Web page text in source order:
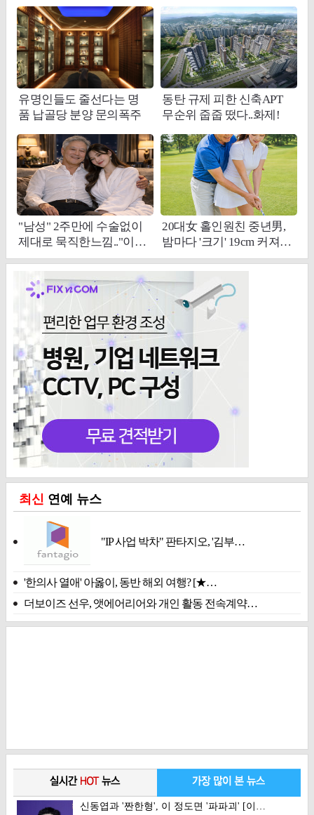
최신 연예 뉴스
"IP 사업 박차" 판타지오, '김부…
'한의사 열애' 아옳이, 동반 해외 여행? [★…
더보이즈 선우, 앳에어리어와 개인 활동 전속계약…
신동엽과 '짠한형', 이 정도면 '파파괴' [이…